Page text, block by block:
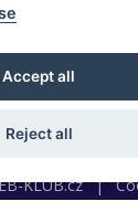
KLUB.cz |
Accept all
Reject all